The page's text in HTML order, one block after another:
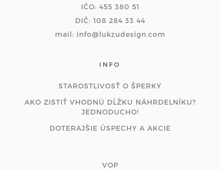
IČO: 455 380 51
DIČ: 108 284 33 44
mail: info@lukzudesign.com
INFO
STAROSTLIVOSŤ O ŠPERKY
AKO ZISTIŤ VHODNÚ DĹŽKU NÁHRDELNÍKU?
JEDNODUCHO!
DOTERAJŠIE ÚSPECHY A AKCIE
VOP